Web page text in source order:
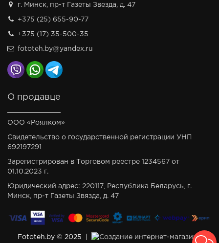
г. Минск, пр-т Газеты Звезда, д. 47
+375 (25) 655-90-77
+375 (17) 35-500-35
fototeh.by@yandex.ru
О продавце
ООО «Роялком»
Свидетельство о государственной регистрации УНП
692197291
Зарегистрирован в Торговом реестре 1234567 от
01.10.2023 г.
Юридический адрес: 220117, Республика Беларусь, г.
Минск, пр-т Газеты Звязда, д. 47
Fototeh.by © 2025 | Создание интернет-магазина